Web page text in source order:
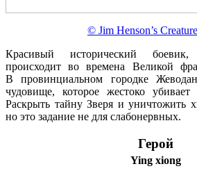
© Jim Henson’s
Красивый исторический боевик,
происходит во времена Великой
В провинциальном городке
чудовище, которое жестоко
Раскрыть тайну Зверя и уничтожить
но это задание не для слабонервных.
Герой
Ying xiong